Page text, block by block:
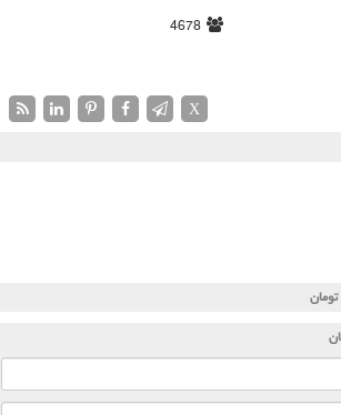
4678
X